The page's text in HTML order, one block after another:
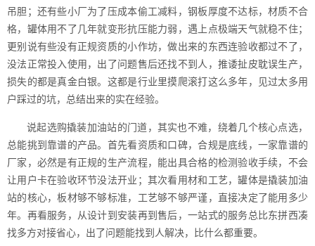
吊胆；还有些小厂为了压成本偷工减料，钢板厚度不达标，材质不合
格，罐体用不了几年就变形抗压能力弱，遇上点极端天气就稳不住；
更别说有些没有正规资质的小作坊，做出来的东西连验收都过不了，
没法正常投入使用，出了问题售后还找不到人，推诿扯皮耽误生产，
损失的都是真金白银。这都是行业里摸爬滚打这么多年，见过太多用
户踩过的坑，总结出来的实在经验。
说起选购撬装加油站的门道，其实也不难，绕着几个核心点选，
总能挑到靠谱的产品。首先看资质和口碑，合规是底线，一家靠谱的
厂家，必然是有正规的生产流程，能出具合格的检测验收手续，不会
让用户卡在验收环节没法开业；其次看用材和工艺，罐体是撬装加油
站的核心，板材够不够标准，工艺够不够严谨，直接决定了能用多少
年。再看服务，从设计到安装再到售后，一站式的服务总比东拼西凑
找多方对接省心，出了问题能找到人解决，比什么都重要。